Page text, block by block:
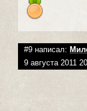
#9 написал:
9 августа 2011